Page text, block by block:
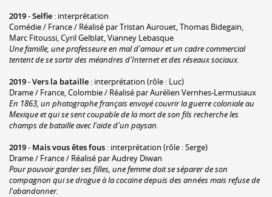
2019-Selfie : interprétation
Comédie / France / Réalisé par Tristan Aurouet, Thomas Bidegain,
Marc Fitoussi, Cyril Gelblat, Vianney Lebasque
Une famille, une professeure en mal d'amour et un cadre commercial
tentent de se sortir des méandres d'Internet et des réseaux sociaux.
2019-Vers la bataille : interprétation (rôle : Luc)
Drame / France, Colombie / Réalisé par Aurélien Vernhes-Lermusiaux
En 1863, un photographe français envoyé couvrir la guerre coloniale au
Mexique et qui se sent coupable de la mort de son fils recherche les
champs de bataille avec l'aide d'un paysan.
2019- Mais vous êtes fous : interprétation (rôle : Serge)
Drame / France / Réalisé par Audrey Diwan
Pour pouvoir garder ses filles, une femme doit se séparer de son
compagnon qui se drogue à la cocaïne depuis des années mais refuse de
l'abandonner.